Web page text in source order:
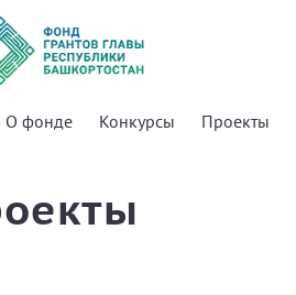
О фонде Конкурсы Проекты